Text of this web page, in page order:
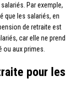
Par exemple,
que les salariés, en
de retraite est
car elle ne prend
ou aux primes.
pour les